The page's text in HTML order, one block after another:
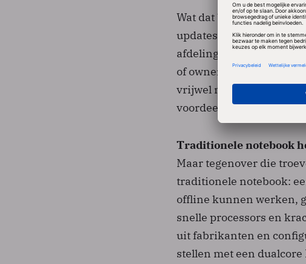
Wat dat beheer betreft
updates, service packs
afdelingen. Met Googles
of ownership' is door het
vrijwel meteen kunnen
voordeel.
Traditionele notebook
Maar tegenover die
traditionele notebook:
offline kunnen werken,
snelle processors en
uit fabrikanten en
stellen met een